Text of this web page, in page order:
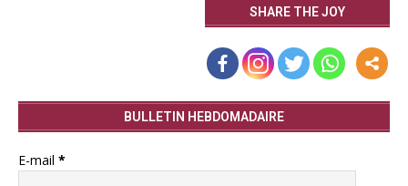
SHARE THE JOY
BULLETIN HEBDOMADAIRE
E-mail *